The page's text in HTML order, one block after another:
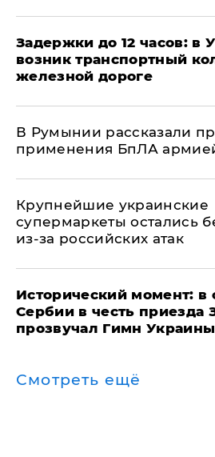
Задержки до 12 часов: в
возник транспортный
железной дороге
В Румынии рассказали
применения БпЛА
Крупнейшие украинские
супермаркеты остались
из-за российских атак
Исторический момент: в
Сербии в честь приезда
прозвучал Гимн Украины
Смотреть ещё